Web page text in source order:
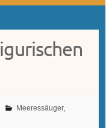
Meeressäuger,